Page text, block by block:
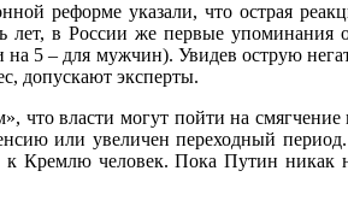
реформе указали, что острая
в России же первые
5 – для мужчин). Увидев острую
допускают эксперты.
что власти могут пойти на
или увеличен переходный
Кремлю человек. Пока Путин никак